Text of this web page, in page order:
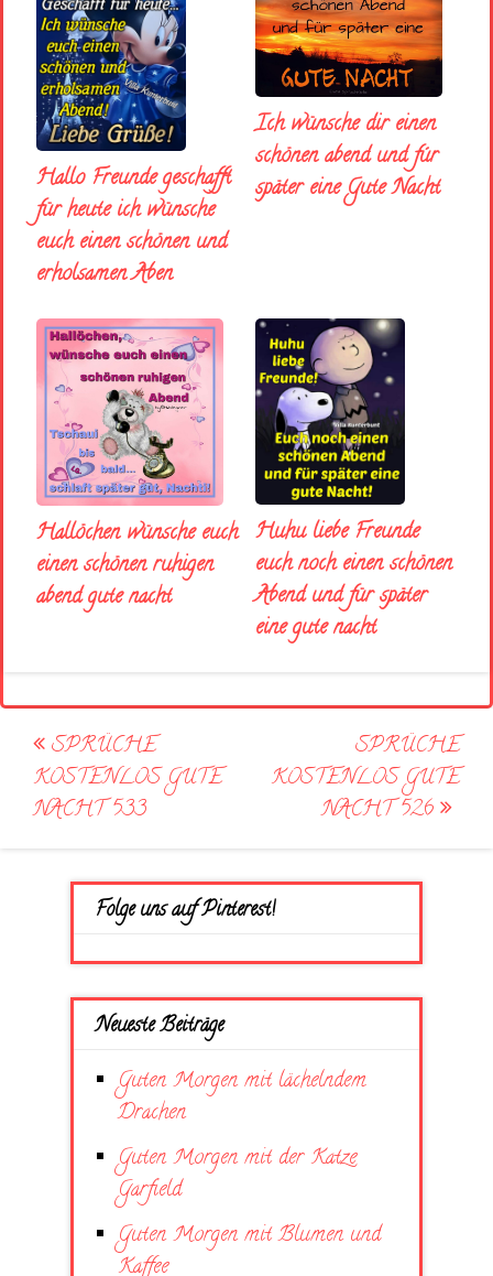
Hallo Freunde geschafft
für heute ich wünsche
euch einen schönen und
erholsamen Aben
Ich wünsche dir einen
schönen abend und fúr
später eine Gute Nacht
Hallöchen wünsche euch
einen schönen ruhigen
abend gute nacht
Huhu liebe Freunde
euch noch einen schönen
Abend und für später
eine gute nacht
Post
navigation
SPRÜCHE
KOSTENLOS GUTE
NACHT 533
SPRÜCHE
KOSTENLOS GUTE
NACHT 526
Folge uns auf Pinterest!
Neueste Beiträge
Guten Morgen mit lächelndem
Drachen
Guten Morgen mit der Katze
Garfield
Guten Morgen mit Blumen und
Kaffee